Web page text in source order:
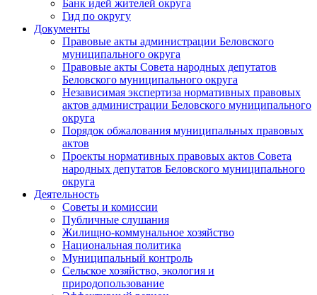
Банк идей жителей округа
Гид по округу
Документы
Правовые акты администрации Беловского
муниципального округа
Правовые акты Совета народных депутатов
Беловского муниципального округа
Независимая экспертиза нормативных правовых
актов администрации Беловского муниципального
округа
Порядок обжалования муниципальных правовых
актов
Проекты нормативных правовых актов Совета
народных депутатов Беловского муниципального
округа
Деятельность
Советы и комиссии
Публичные слушания
Жилищно-коммунальное хозяйство
Национальная политика
Муниципальный контроль
Сельское хозяйство, экология и
природопользование